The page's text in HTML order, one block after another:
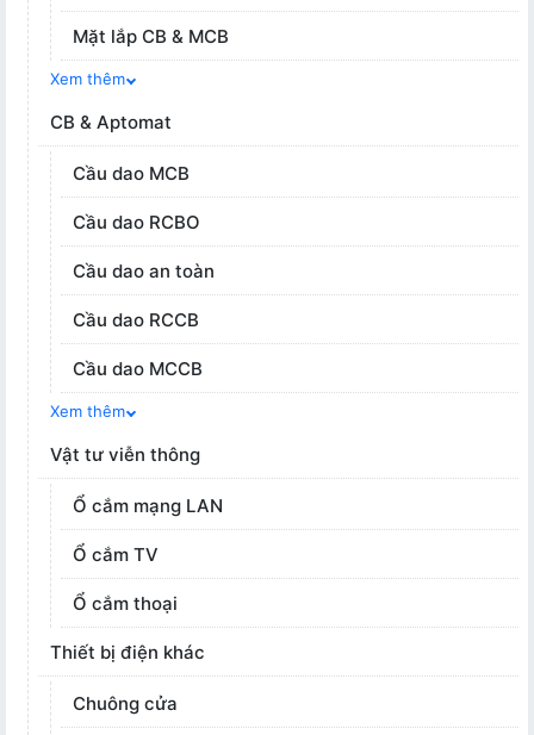
Mặt lắp CB & MCB
Xem thêm
CB & Aptomat
Cầu dao MCB
Cầu dao RCBO
Cầu dao an toàn
Cầu dao RCCB
Cầu dao MCCB
Xem thêm
Vật tư viễn thông
Ổ cắm mạng LAN
Ổ cắm TV
Ổ cắm thoại
Thiết bị điện khác
Chuông cửa